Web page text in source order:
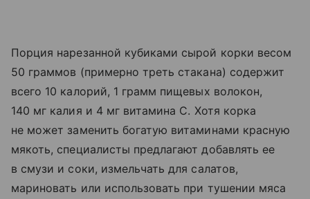
Порция нарезанной кубиками сырой корки весом
50 граммов (примерно треть стакана) содержит
всего 10 калорий, 1 грамм пищевых волокон,
140 мг калия и 4 мг витамина С. Хотя корка
не может заменить богатую витаминами красную
мякоть, специалисты предлагают добавлять ее
в смузи и соки, измельчать для салатов,
мариновать или использовать при тушении мяса